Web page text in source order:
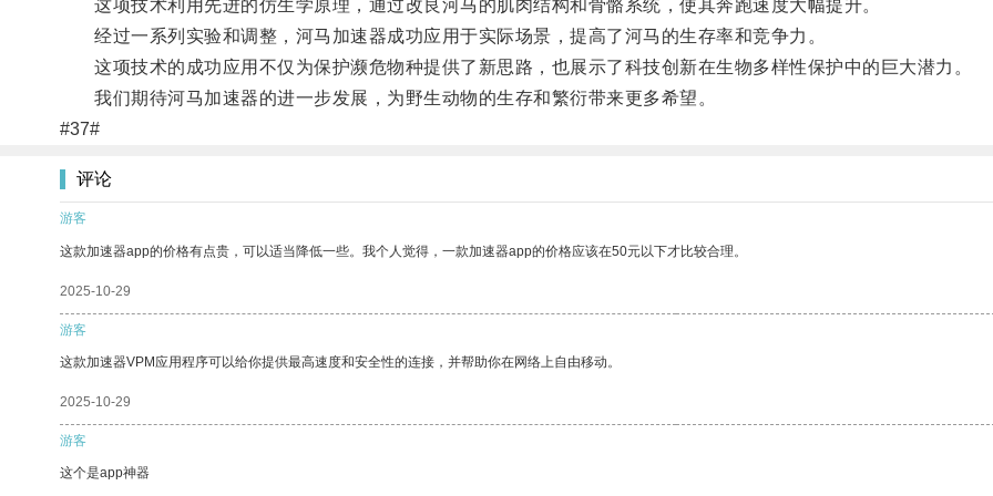
这项技术利用先进的仿生学原理，通过改良河马的肌肉结构和骨骼系统，使其奔跑速度大幅提升。
经过一系列实验和调整，河马加速器成功应用于实际场景，提高了河马的生存率和竞争力。
这项技术的成功应用不仅为保护濒危物种提供了新思路，也展示了科技创新在生物多样性保护中的巨大潜力。
我们期待河马加速器的进一步发展，为野生动物的生存和繁衍带来更多希望。
#37#
评论
游客
这款加速器app的价格有点贵，可以适当降低一些。我个人觉得，一款加速器app的价格应该在50元以下才比较合理。
2025-10-29
游客
这款加速器VPM应用程序可以给你提供最高速度和安全性的连接，并帮助你在网络上自由移动。
2025-10-29
游客
这个是app神器